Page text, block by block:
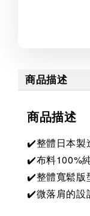
商品描述
商品描述
✔️整體日本製
✔️布料100%
✔️整體寬鬆版
✔️微落肩的設